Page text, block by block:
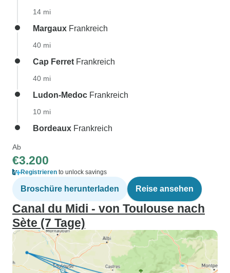
14 mi
Margaux Frankreich
40 mi
Cap Ferret Frankreich
40 mi
Ludon-Medoc Frankreich
10 mi
Bordeaux Frankreich
Ab
€3.200
Registrieren to unlock savings
Broschüre herunterladen Reise ansehen
Canal du Midi - von Toulouse nach
Sète (7 Tage)